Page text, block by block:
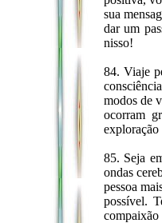
sua
dar um
nisso!
84. Viaje
modos de
ocorram
exploração
85. Seja
ondas
pessoa
possível.
compaixão